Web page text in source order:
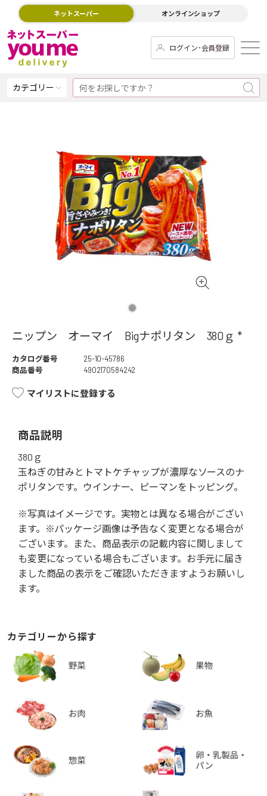
ネットスーパー オンラインショップ
ログイン･会員登録
カテゴリー
ニップン オーマイ Bigナポリタン 380ｇ *
カタログ番号
25-10-45786
商品番号
4902170584242
マイリストに登録する
商品説明
380ｇ
玉ねぎの甘みとトマトケチャップが濃厚なソースのナ
ポリタンです。ウインナー、ピーマンをトッピング。
※写真はイメージです。実物とは異なる場合がござい
ます。※パッケージ画像は予告なく変更となる場合が
ございます。また、商品表示の記載内容に関しまして
も変更になっている場合もございます。お手元に届き
ました商品の表示をご確認いただきますようお願いし
ます。
カテゴリーから探す